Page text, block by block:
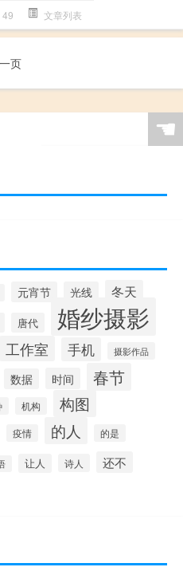
49 文章列表
页
☚
元宵节 光线 冬天
唐代 婚纱摄影
工作室 手机 摄影作品
数据 时间 春节
机构 构图
疫情 的人 的是
让人 诗人
还不